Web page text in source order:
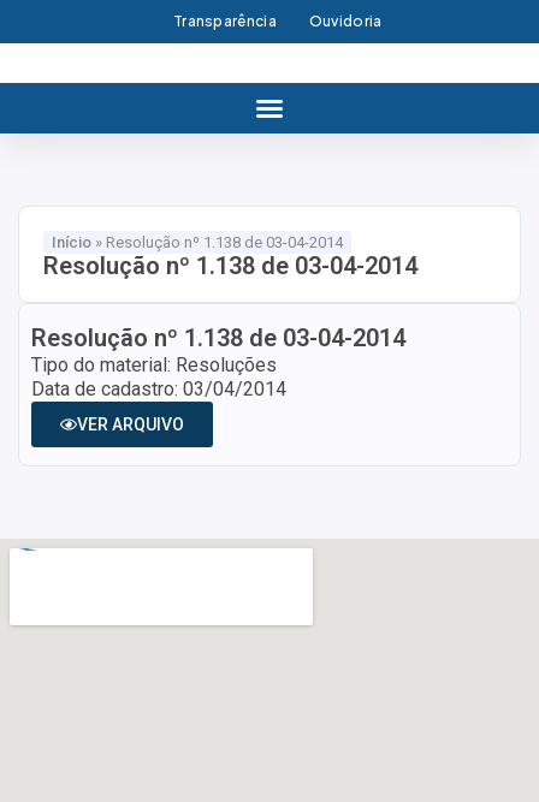
Transparência Ouvidoria
Início » Resolução nº 1.138 de 03-04-2014
Resolução nº 1.138 de 03-04-2014
Resolução nº 1.138 de 03-04-2014
Tipo do material: Resoluções
Data de cadastro: 03/04/2014
VER ARQUIVO